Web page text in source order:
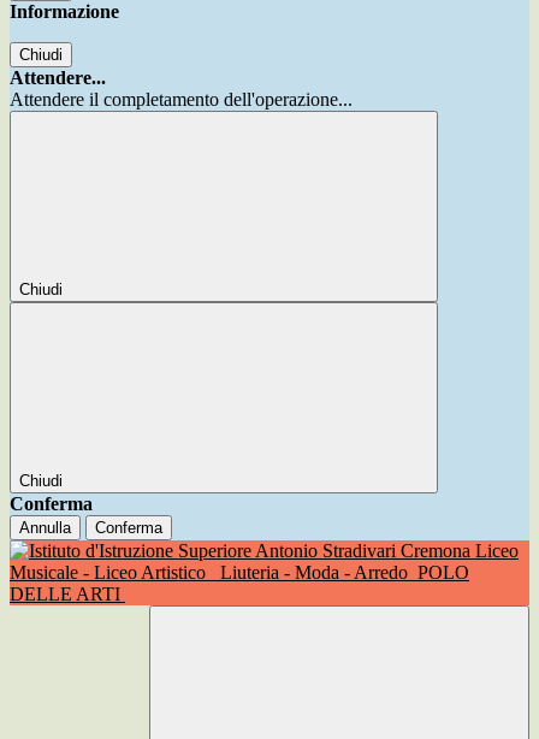
Informazione
Chiudi
Attendere...
Attendere il completamento dell'operazione...
Chiudi
Chiudi
Conferma
Annulla Conferma
Liceo
Musicale - Liceo Artistico
Liuteria - Moda - Arredo POLO
DELLE ARTI